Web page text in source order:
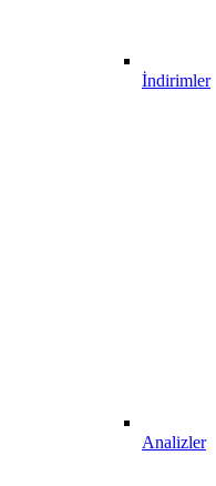
İndirimler
Analizler